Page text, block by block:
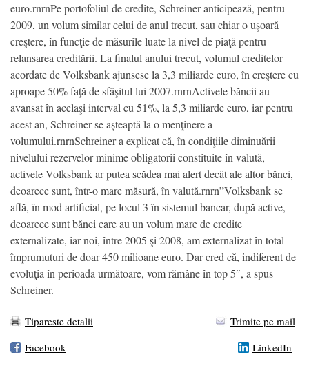
euro.rnrnPe portofoliul de credite, Schreiner anticipează, pentru
2009, un volum similar celui de anul trecut, sau chiar o uşoară
creştere, în funcţie de măsurile luate la nivel de piaţă pentru
relansarea creditării. La finalul anului trecut, volumul creditelor
acordate de Volksbank ajunsese la 3,3 miliarde euro, în creştere cu
aproape 50% faţă de sfâşitul lui 2007.rnrnActivele băncii au
avansat în acelaşi interval cu 51%, la 5,3 miliarde euro, iar pentru
acest an, Schreiner se aşteaptă la o menţinere a
volumului.rnrnSchreiner a explicat că, în condiţiile diminuării
nivelului rezervelor minime obligatorii constituite în valută,
activele Volksbank ar putea scădea mai alert decât ale altor bănci,
deoarece sunt, într-o mare măsură, în valută.rnrn”Volksbank se
află, în mod artificial, pe locul 3 în sistemul bancar, după active,
deoarece sunt bănci care au un volum mare de credite
externalizate, iar noi, între 2005 şi 2008, am externalizat în total
împrumuturi de doar 450 milioane euro. Dar cred că, indiferent de
evoluţia în perioada următoare, vom rămâne în top 5″, a spus
Schreiner.
Tipareste detalii
Trimite pe mail
Facebook
LinkedIn